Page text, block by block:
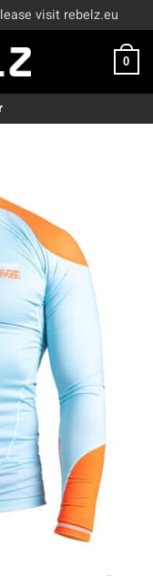
visit rebelz.eu
0